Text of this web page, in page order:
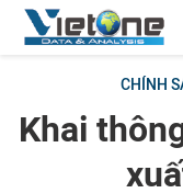
CHÍNH
Khai